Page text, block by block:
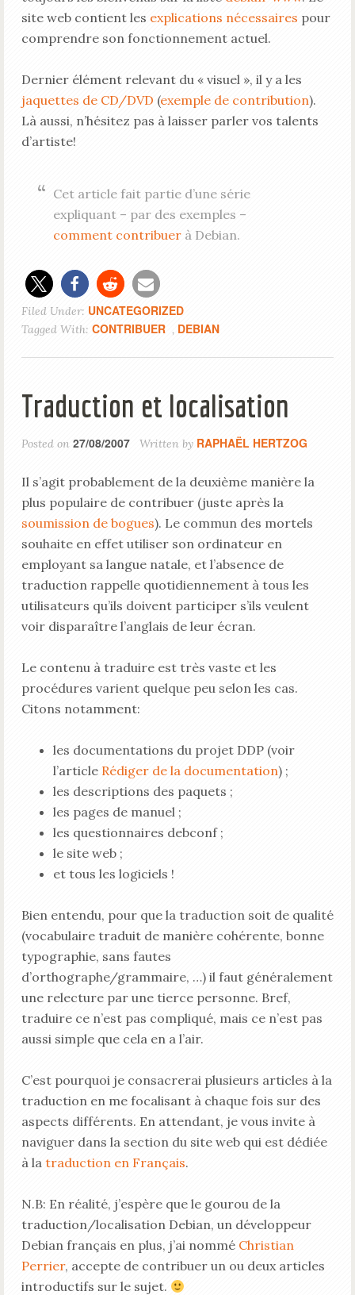
site web contient les explications nécessaires pour
comprendre son fonctionnement actuel.
Dernier élément relevant du « visuel », il y a les
jaquettes de CD/DVD (exemple de contribution).
Là aussi, n’hésitez pas à laisser parler vos talents
d’artiste!
Cet article fait partie d’une série
expliquant – par des exemples –
comment contribuerà Debian.
Filed Under: UNCATEGORIZED
Tagged With: CONTRIBUER , DEBIAN
Traduction et localisation
Posted on 27/08/2007 Written by RAPHAËL HERTZOG
Il s’agit probablement de la deuxième manière la
plus populaire de contribuer (juste après la
soumission de bogues). Le commun des mortels
souhaite en effet utiliser son ordinateur en
employant sa langue natale, et l’absence de
traduction rappelle quotidiennement à tous les
utilisateurs qu’ils doivent participer s’ils veulent
voir disparaître l’anglais de leur écran.
Le contenu à traduire est très vaste et les
procédures varient quelque peu selon les cas.
Citons notamment:
les documentations du projet DDP (voir
l’article Rédiger de la documentation) ;
les descriptions des paquets ;
les pages de manuel ;
les questionnaires debconf ;
le site web ;
et tous les logiciels !
Bien entendu, pour que la traduction soit de qualité
(vocabulaire traduit de manière cohérente, bonne
typographie, sans fautes
d’orthographe/grammaire, …) il faut généralement
une relecture par une tierce personne. Bref,
traduire ce n’est pas compliqué, mais ce n’est pas
aussi simple que cela en a l’air.
C’est pourquoi je consacrerai plusieurs articles à la
traduction en me focalisant à chaque fois sur des
aspects différents. En attendant, je vous invite à
naviguer dans la section du site web qui est dédiée
à la traduction en Français.
N.B: En réalité, j’espère que le gourou de la
traduction/localisation Debian, un développeur
Debian français en plus, j’ai nommé Christian
Perrier, accepte de contribuer un ou deux articles
introductifs sur le sujet.